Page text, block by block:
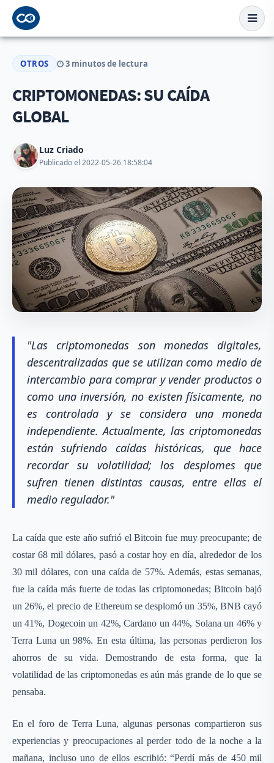
OTROS 3 minutos de lectura
CRIPTOMONEDAS: SU CAÍDA
GLOBAL
Luz Criado
Publicado el 2022-05-26 18:58:04
"Las criptomonedas son monedas digitales,
descentralizadas que se utilizan como medio de
intercambio para comprar y vender productos o
como una inversión, no existen físicamente, no
es controlada y se considera una moneda
independiente. Actualmente, las criptomonedas
están sufriendo caídas históricas, que hace
recordar su volatilidad; los desplomes que
sufren tienen distintas causas, entre ellas el
medio regulador."
La caída que este año sufrió el Bitcoin fue muy preocupante; de
costar 68 mil dólares, pasó a costar hoy en día, alrededor de los
30 mil dólares, con una caída de 57%. Además, estas semanas,
fue la caída más fuerte de todas las criptomonedas; Bitcoin bajó
un 26%, el precio de Ethereum se desplomó un 35%, BNB cayó
un 41%, Dogecoin un 42%, Cardano un 44%, Solana un 46% y
Terra Luna un 98%. En esta última, las personas perdieron los
ahorros de su vida. Demostrando de esta forma, que la
volatilidad de las criptomonedas es aún más grande de lo que se
pensaba.
En el foro de Terra Luna, algunas personas compartieron sus
experiencias y preocupaciones al perder todo de la noche a la
mañana, incluso uno de ellos escribió: “Perdí más de 450 mil